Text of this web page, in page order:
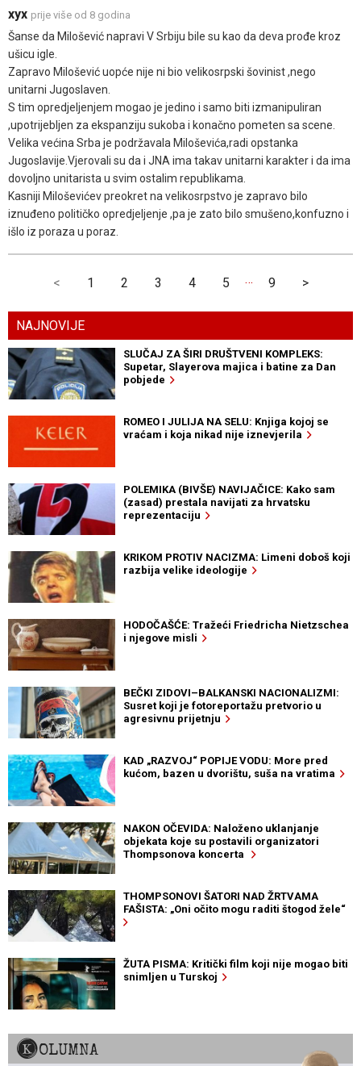
xyx prije više od 8 godina
Šanse da Milošević napravi V Srbiju bile su kao da deva prođe kroz
ušicu igle.
Zapravo Milošević uopće nije ni bio velikosrpski šovinist ,nego
unitarni Jugoslaven.
S tim opredjeljenjem mogao je jedino i samo biti izmanipuliran
,upotrijebljen za ekspanziju sukoba i konačno pometen sa scene.
Velika većina Srba je podržavala Miloševića,radi opstanka
Jugoslavije.Vjerovali su da i JNA ima takav unitarni karakter i da ima
dovoljno unitarista u svim ostalim republikama.
Kasniji Miloševićev preokret na velikosrpstvo je zapravo bilo
iznuđeno političko opredjeljenje ,pa je zato bilo smušeno,konfuzno i
išlo iz poraza u poraz.
< 1 2 3 4 5 … 9 >
NAJNOVIJE
SLUČAJ ZA ŠIRI DRUŠTVENI KOMPLEKS:
Supetar, Slayerova majica i batine za Dan
pobjede
ROMEO I JULIJA NA SELU: Knjiga kojoj se
vraćam i koja nikad nije iznevjerila
POLEMIKA (BIVŠE) NAVIJAČICE: Kako sam
(zasad) prestala navijati za hrvatsku
reprezentaciju
KRIKOM PROTIV NACIZMA: Limeni doboš koji
razbija velike ideologije
HODOČAŠĆE: Tražeći Friedricha Nietzschea
i njegove misli
BEČKI ZIDOVI–BALKANSKI NACIONALIZMI:
Susret koji je fotoreportažu pretvorio u
agresivnu prijetnju
KAD „RAZVOJ“ POPIJE VODU: More pred
kućom, bazen u dvorištu, suša na vratima
NAKON OČEVIDA: Naloženo uklanjanje
objekata koje su postavili organizatori
Thompsonova koncerta
THOMPSONOVI ŠATORI NAD ŽRTVAMA
FAŠISTA: „Oni očito mogu raditi štogod žele“
ŽUTA PISMA: Kritički film koji nije mogao biti
snimljen u Turskoj
KOLUMNA